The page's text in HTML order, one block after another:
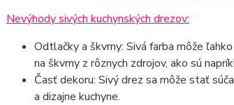
Nevýhody sivých kuchynských drezov:
Odtlačky a škvrny: Sivá farba môže
na škvrny z rôznych zdrojov, ako sú
Časť dekoru: Sivý drez sa môže stať
a dizajne kuchyne.